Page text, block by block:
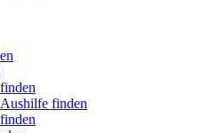
finden